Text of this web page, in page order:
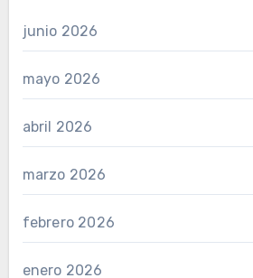
junio 2026
mayo 2026
abril 2026
marzo 2026
febrero 2026
enero 2026